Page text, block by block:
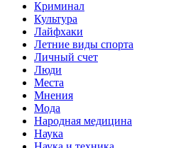
Криминал
Культура
Лайфхаки
Летние виды спорта
Личный счет
Люди
Места
Мнения
Мода
Народная медицина
Наука